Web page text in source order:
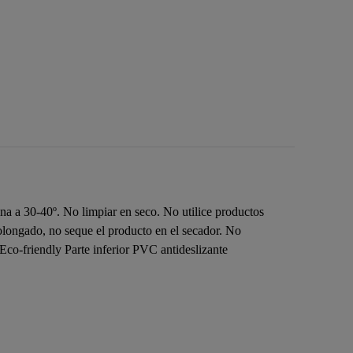
a 30-40º. No limpiar en seco. No utilice productos
no seque el producto en el secador. No
friendly Parte inferior PVC antideslizante